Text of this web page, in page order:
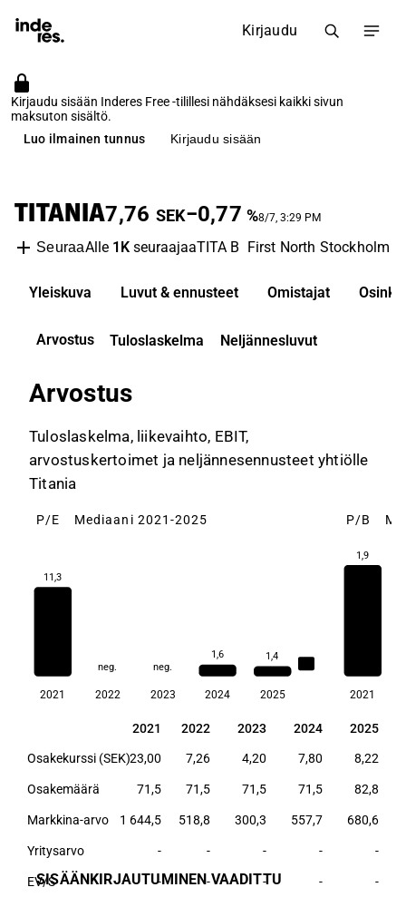
Kirjaudu
Kirjaudu sisään Inderes Free -tilillesi nähdäksesi kaikki sivun
maksuton sisältö.
Luo ilmainen tunnus
Kirjaudu sisään
TITANIA7,76 SEK−0,77 %8/7, 3:29 PM
SeuraaAlle 1KseuraajaaTITA B First North Stockholm
Yleiskuva Luvut & ennusteet Omistajat Osinko
Arvostus Tuloslaskelma Neljännesluvut
Arvostus
Tuloslaskelma, liikevaihto, EBIT,
arvostuskertoimet ja neljännesennusteet yhtiölle
Titania
P/E Mediaani 2021-2025
11,3
neg. neg.
1,6 1,4
2021 2022 2023 2024 2025
P/B
1,9
2021
2021 2022 2023 2024 2025
2021 2022 2023 2024 2025
Osakekurssi (SEK)23,00 7,26 4,20 7,80 8,22
Osakemäärä 71,5 71,5 71,5 71,5 82,8
Markkina-arvo 1 644,5 518,8 300,3 557,7 680,6
Yritysarvo - - - - -
EV/S - - - - -
SISÄÄNKIRJAUTUMINEN VAADITTU